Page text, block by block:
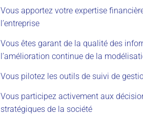
Vous apportez votre expertise
l’entreprise
Vous êtes garant de la qualité des
l’amélioration continue de la
Vous pilotez les outils de suivi de
Vous participez activement aux
stratégiques de la société